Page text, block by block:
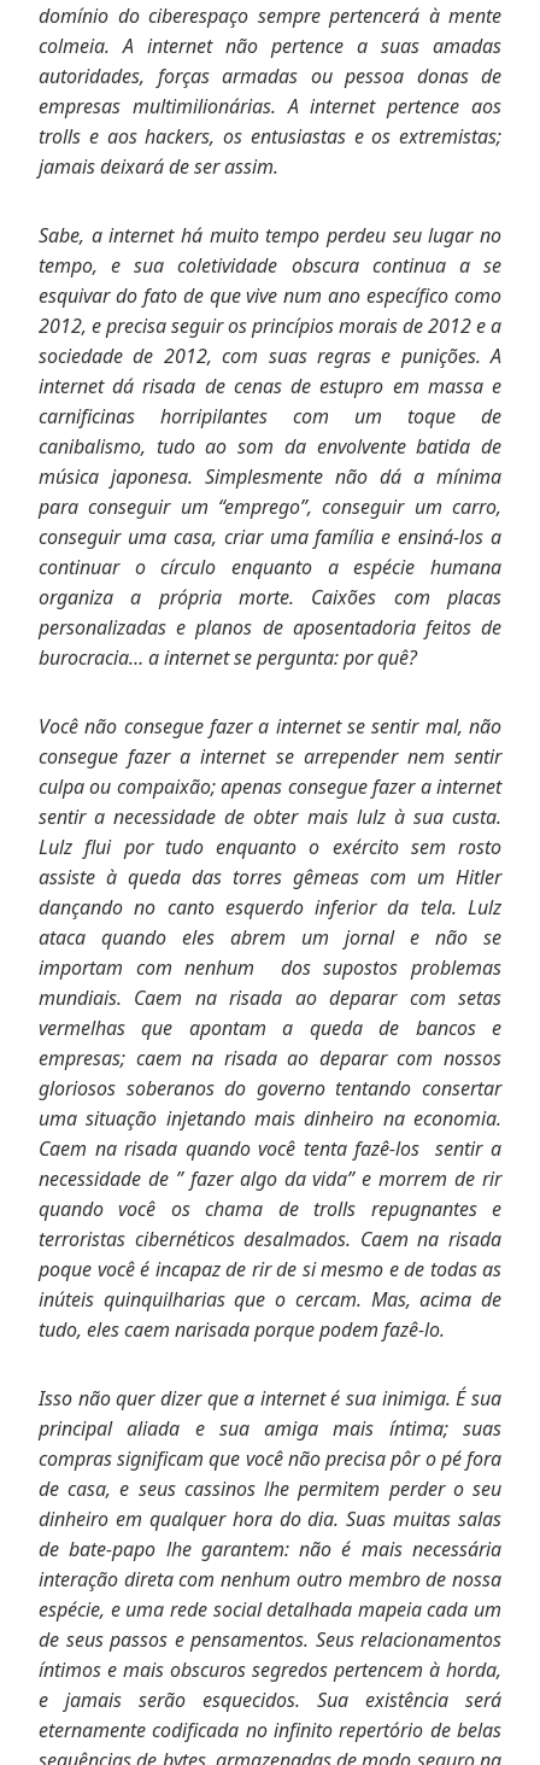
domínio do ciberespaço sempre pertencerá à mente
colmeia. A internet não pertence a suas amadas
autoridades, forças armadas ou pessoa donas de
empresas multimilionárias. A internet pertence aos
trolls e aos hackers, os entusiastas e os extremistas;
jamais deixará de ser assim.
Sabe, a internet há muito tempo perdeu seu lugar no
tempo, e sua coletividade obscura continua a se
esquivar do fato de que vive num ano específico como
2012, e precisa seguir os princípios morais de 2012 e a
sociedade de 2012, com suas regras e punições. A
internet dá risada de cenas de estupro em massa e
carnificinas horripilantes com um toque de
canibalismo, tudo ao som da envolvente batida de
música japonesa. Simplesmente não dá a mínima
para conseguir um “emprego”, conseguir um carro,
conseguir uma casa, criar uma família e ensiná-los a
continuar o círculo enquanto a espécie humana
organiza a própria morte. Caixões com placas
personalizadas e planos de aposentadoria feitos de
burocracia… a internet se pergunta: por quê?
Você não consegue fazer a internet se sentir mal, não
consegue fazer a internet se arrepender nem sentir
culpa ou compaixão; apenas consegue fazer a internet
sentir a necessidade de obter mais lulz à sua custa.
Lulz flui por tudo enquanto o exército sem rosto
assiste à queda das torres gêmeas com um Hitler
dançando no canto esquerdo inferior da tela. Lulz
ataca quando eles abrem um jornal e não se
importam com nenhum dos supostos problemas
mundiais. Caem na risada ao deparar com setas
vermelhas que apontam a queda de bancos e
empresas; caem na risada ao deparar com nossos
gloriosos soberanos do governo tentando consertar
uma situação injetando mais dinheiro na economia.
Caem na risada quando você tenta fazê-los sentir a
necessidade de ” fazer algo da vida” e morrem de rir
quando você os chama de trolls repugnantes e
terroristas cibernéticos desalmados. Caem na risada
poque você é incapaz de rir de si mesmo e de todas as
inúteis quinquilharias que o cercam. Mas, acima de
tudo, eles caem narisada porque podem fazê-lo.
Isso não quer dizer que a internet é sua inimiga. É sua
principal aliada e sua amiga mais íntima; suas
compras significam que você não precisa pôr o pé fora
de casa, e seus cassinos lhe permitem perder o seu
dinheiro em qualquer hora do dia. Suas muitas salas
de bate-papo lhe garantem: não é mais necessária
interação direta com nenhum outro membro de nossa
espécie, e uma rede social detalhada mapeia cada um
de seus passos e pensamentos. Seus relacionamentos
íntimos e mais obscuros segredos pertencem à horda,
e jamais serão esquecidos. Sua existência será
eternamente codificada no infinito repertório de belas
sequências de bytes, armazenadas de modo seguro na